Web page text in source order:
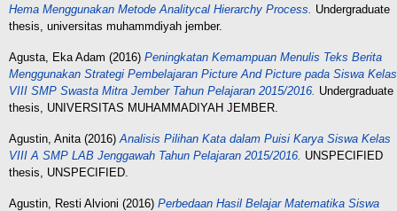
Hema Menggunakan Metode Analitycal Hierarchy Process. Undergraduate
thesis, universitas muhammdiyah jember.
Agusta, Eka Adam (2016) Peningkatan Kemampuan Menulis Teks Berita
Menggunakan Strategi Pembelajaran Picture And Picture pada Siswa Kelas
VIII SMP Swasta Mitra Jember Tahun Pelajaran 2015/2016. Undergraduate
thesis, UNIVERSITAS MUHAMMADIYAH JEMBER.
Agustin, Anita(2016)Analisis Pilihan Kata dalam Puisi Karya Siswa Kelas
VIII A SMP LAB Jenggawah Tahun Pelajaran 2015/2016. UNSPECIFIED
thesis, UNSPECIFIED.
Agustin, Resti Alvioni (2016) Perbedaan Hasil Belajar Matematika Siswa